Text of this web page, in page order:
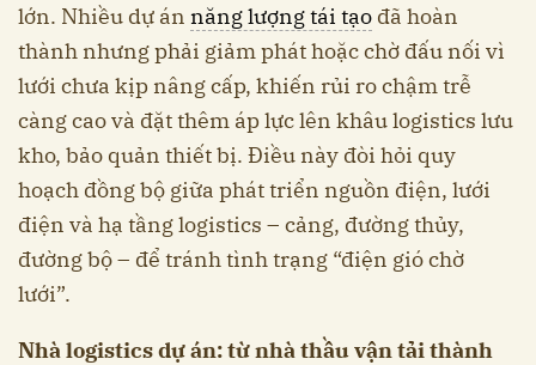
lớn. Nhiều dự án năng lượng tái tạo đã hoàn
thành nhưng phải giảm phát hoặc chờ đấu nối vì
lưới chưa kịp nâng cấp, khiến rủi ro chậm trễ
càng cao và đặt thêm áp lực lên khâu logistics lưu
kho, bảo quản thiết bị. Điều này đòi hỏi quy
hoạch đồng bộ giữa phát triển nguồn điện, lưới
điện và hạ tầng logistics – cảng, đường thủy,
đường bộ – để tránh tình trạng “điện gió chờ
lưới”.
Nhà logistics dự án: từ nhà thầu vận tải thành